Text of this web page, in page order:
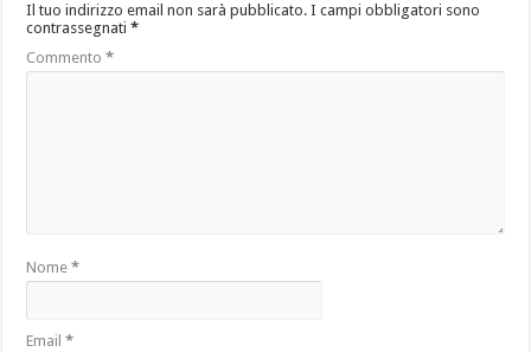
Il tuo indirizzo email non sarà pubblicato. I campi obbligatori sono
contrassegnati*
Commento*
Nome*
Email*